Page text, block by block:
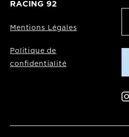
RACING 92
Mentions Légales
Politique de
confidentialité